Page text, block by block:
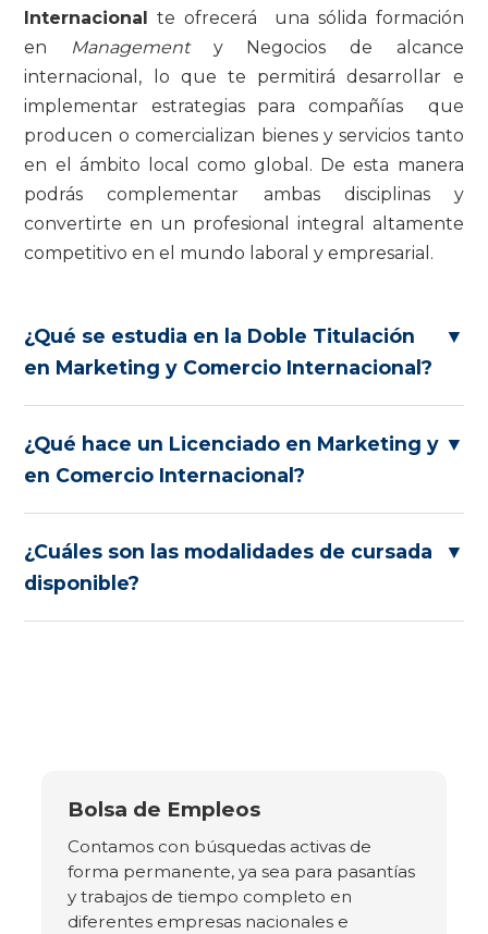
Internacional te ofrecerá una sólida formación
en
Managementy Negocios de alcance
internacional, lo que te permitirá desarrollar e
implementar estrategias para compañías que
producen o comercializan bienes y servicios tanto
en el ámbito local como global. De esta manera
podrás complementar ambas disciplinas y
convertirte en un profesional integral altamente
competitivo en el mundo laboral y empresarial.
¿Qué se estudia en la Doble Titulación
en Marketing y Comercio Internacional?
▼
¿Qué hace un Licenciado en Marketing y
en Comercio Internacional?
▼
¿Cuáles son las modalidades de cursada
disponible?
▼
Bolsa de Empleos
Contamos con búsquedas activas de
forma permanente, ya sea para pasantías
y trabajos de tiempo completo en
diferentes empresas nacionales e